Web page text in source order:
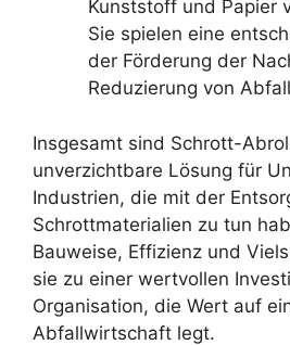
Kunststoff und Papier
Sie spielen eine
der Förderung der
Reduzierung von
Insgesamt sind Schrott-
unverzichtbare Lösung für
Industrien, die mit der
Schrottmaterialien zu tun
Bauweise, Effizienz und
sie zu einer wertvollen
Organisation, die Wert auf
Abfallwirtschaft legt.